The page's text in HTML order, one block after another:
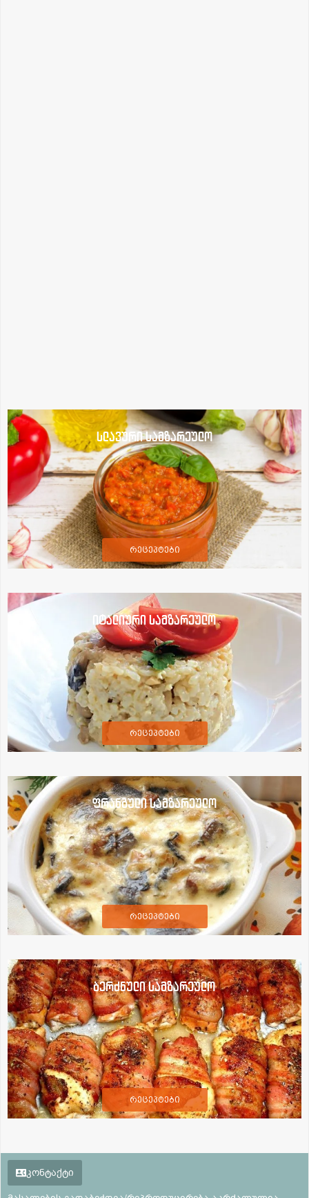
სლავური სამზარეულო
რეცეპტები
იტალიური სამზარეულო
რეცეპტები
ფრანგული სამზარეულო
რეცეპტები
ბერძნული სამზარეულო
რეცეპტები
კონტაქტი